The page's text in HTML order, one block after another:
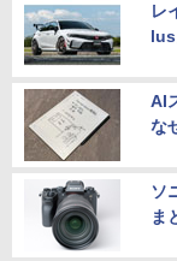
レ
lus
AI
な
ソ
ま